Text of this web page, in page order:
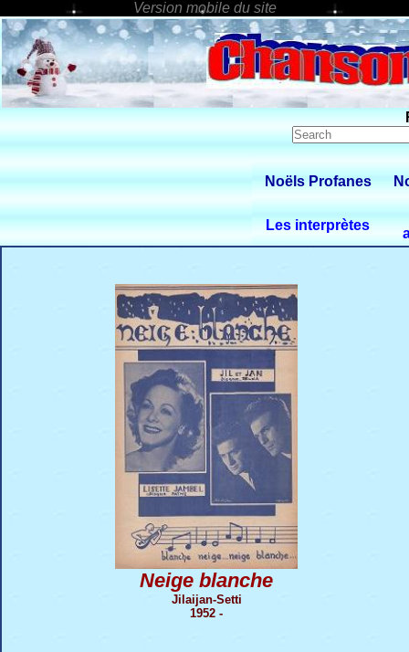
Noëls Profanes
Les interprètes
Neige blanche
Jilaijan-Setti
1952 -